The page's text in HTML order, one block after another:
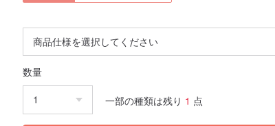
数量
一部の種類は残り 1 点